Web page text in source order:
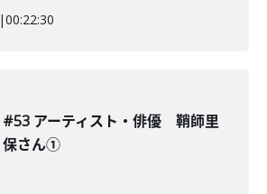
|00:22:30
#53 アーティスト・俳優 鞘師里
保さん①